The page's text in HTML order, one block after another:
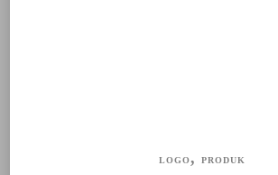
LOGO PRODUK